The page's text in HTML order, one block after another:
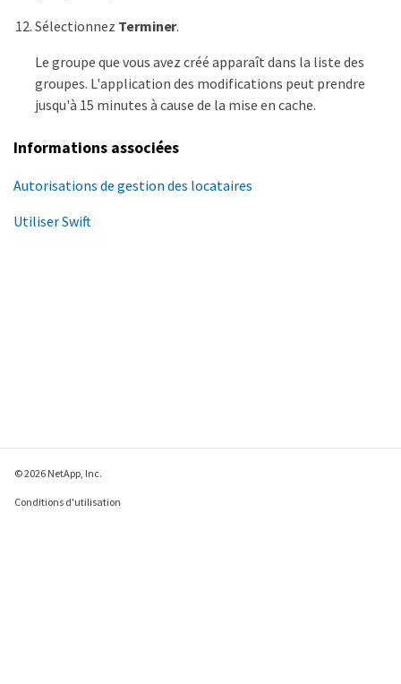
Sélectionnez Terminer.
Le groupe que vous avez créé apparaît dans la liste des
groupes. L'application des modifications peut prendre
jusqu'à 15 minutes à cause de la mise en cache.
Informations associées
Autorisations de gestion des locataires
Utiliser Swift
© 2026 NetApp, Inc.
Conditions d'utilisation